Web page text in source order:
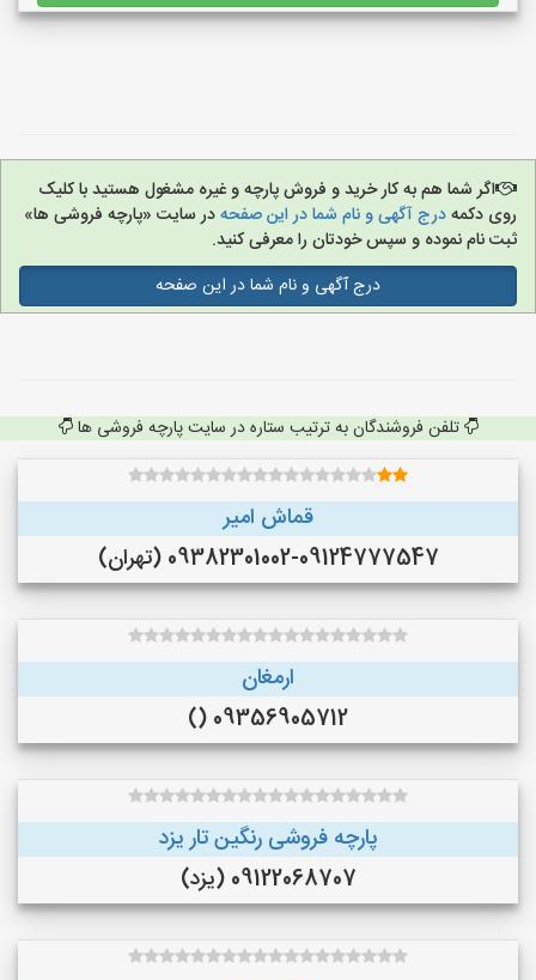
اگر شما هم به کار خرید و فروش پارچه و غیره مشغول هستید با کلیک
روی دکمهدرج آگهی و نام شما در این صفحهدر سایت «پارچه فروشی ها»
ثبت نام نموده و سپس خودتان را معرفی کنید.
درج آگهی و نام شما در این صفحه
تلفن فروشندگان به ترتیب ستاره در سایت پارچه فروشی ها
قماش امیر
09382301002-09124777547 (تهران)
ارمغان
09356905712 ()
پارچه فروشی رنگین تار یزد
09122068707 (یزد)